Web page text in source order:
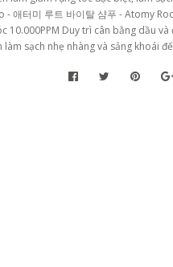
- 애터미 루트 바이탈 샴푸 - Atomy
10.000PPM Duy trì cân bằng dầu
làm sạch nhẹ nhàng và sảng khoái